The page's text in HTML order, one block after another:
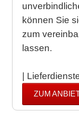
können Sie
zum
lassen.
|
ZUM